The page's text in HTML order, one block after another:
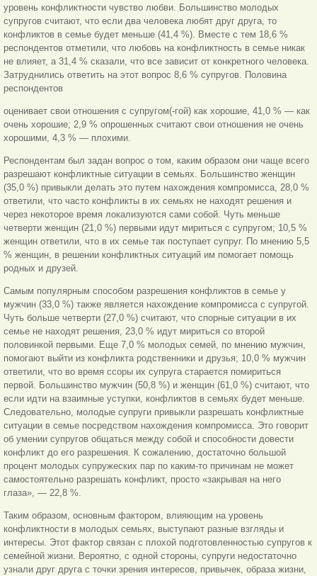
уровень конфликтности чувство любви. Большинство молодых
супругов считают, что если два человека любят друг друга, то
конфликтов в семье будет меньше (41,4 %). Вместе с тем 18,6 %
респондентов отметили, что любовь на конфликтность в семье никак
не влияет, а 31,4 % сказали, что все зависит от конкретного человека.
Затруднились ответить на этот вопрос 8,6 % супругов. Половина
респондентов
оценивает свои отношения с супругом(-гой) как хорошие, 41,0 % — как
очень хорошие; 2,9 % опрошенных считают свои отношения не очень
хорошими, 4,3 % — плохими.
Респондентам был задан вопрос о том, каким образом они чаще всего
разрешают конфликтные ситуации в семьях. Большинство женщин
(35,0 %) привыкли делать это путем нахождения компромисса, 28,0 %
ответили, что часто конфликты в их семьях не находят решения и
через некоторое время локализуются сами собой. Чуть меньше
четверти женщин (21,0 %) первыми идут мириться с супругом; 10,5 %
женщин ответили, что в их семье так поступает супруг. По мнению 5,5
% женщин, в решении конфликтных ситуаций им помогает помощь
родных и друзей.
Самым популярным способом разрешения конфликтов в семье у
мужчин (33,0 %) также является нахождение компромисса с супругой.
Чуть больше четверти (27,0 %) считают, что спорные ситуации в их
семье не находят решения, 23,0 % идут мириться со второй
половинкой первыми. Еще 7,0 % молодых семей, по мнению мужчин,
помогают выйти из конфликта родственники и друзья; 10,0 % мужчин
ответили, что во время ссоры их супруга старается помириться
первой. Большинство мужчин (50,8 %) и женщин (61,0 %) считают, что
если идти на взаимные уступки, конфликтов в семьях будет меньше.
Следовательно, молодые супруги привыкли разрешать конфликтные
ситуации в семье посредством нахождения компромисса. Это говорит
об умении супругов общаться между собой и способности довести
конфликт до его разрешения. К сожалению, достаточно большой
процент молодых супружеских пар по каким-то причинам не может
самостоятельно разрешать конфликт, просто «закрывая на него
глаза», — 22,8 %.
Таким образом, основным фактором, влияющим на уровень
конфликтности в молодых семьях, выступают разные взгляды и
интересы. Этот фактор связан с плохой подготовленностью супругов к
семейной жизни. Вероятно, с одной стороны, супруги недостаточно
узнали друг друга с точки зрения интересов, привычек, образа жизни,